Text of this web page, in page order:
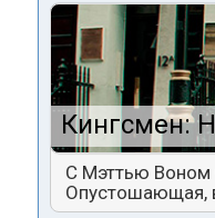
Кингсмен:
С Мэттью Воном
Опустошающая,